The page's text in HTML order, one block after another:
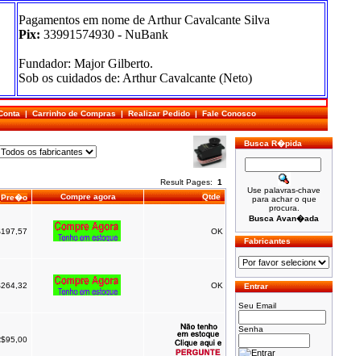
Pagamentos em nome de Arthur Cavalcante Silva
Pix: 33991574930 - NuBank
Fundador: Major Gilberto.
Sob os cuidados de: Arthur Cavalcante (Neto)
|Carrinho de Compras|Realizar Pedido|Fale Conosco
Result Pages: 1
Pre�o Compre agora Qtde
OK
OK
Busca R�pida
Use palavras-chave
para achar o que
procura.
Busca Avan�ada
Fabricantes
Entrar
Seu Email
Senha